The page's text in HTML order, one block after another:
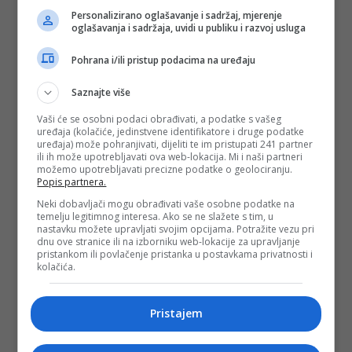
Personalizirano oglašavanje i sadržaj, mjerenje
oglašavanja i sadržaja, uvidi u publiku i razvoj usluga
Pohrana i/ili pristup podacima na uređaju
Saznajte više
Vaši će se osobni podaci obrađivati, a podatke s vašeg
uređaja (kolačiće, jedinstvene identifikatore i druge podatke
uređaja) može pohranjivati, dijeliti te im pristupati 241 partner
ili ih može upotrebljavati ova web-lokacija. Mi i naši partneri
možemo upotrebljavati precizne podatke o geolociranju.
Popis partnera.
Neki dobavljači mogu obrađivati vaše osobne podatke na
temelju legitimnog interesa. Ako se ne slažete s tim, u
nastavku možete upravljati svojim opcijama. Potražite vezu pri
dnu ove stranice ili na izborniku web-lokacije za upravljanje
pristankom ili povlačenje pristanka u postavkama privatnosti i
kolačića.
Pristajem